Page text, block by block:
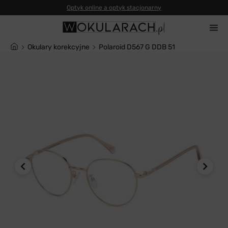
Okulary korekcyjne Polaroid D567 G DDB 51